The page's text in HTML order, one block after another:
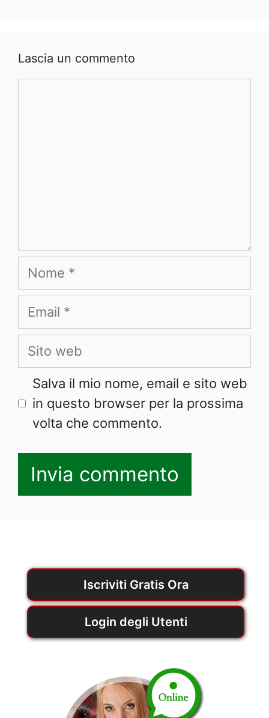
Lascia un commento
Nome
Email
Sito
web
Salva il mio nome, email e sito web
in questo browser per la prossima
volta che commento.
Iscriviti Gratis Ora
Login degli Utenti